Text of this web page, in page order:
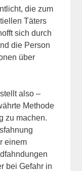
die zum
Täters
sich durch
die Person
über
also –
Methode
zu machen.
einem
bei Gefahr in